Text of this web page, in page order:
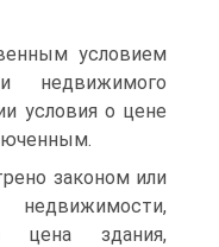
условием
недвижимого
условия о цене
законом или
цена здания,